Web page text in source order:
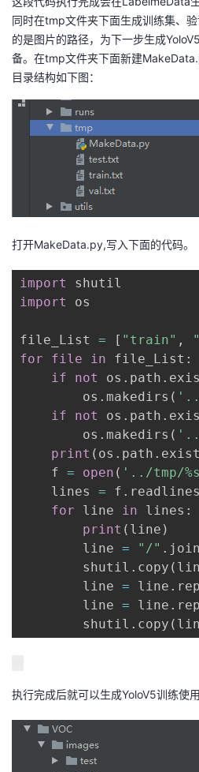
同时在tmp文件夹下面生成训练集、
的是图片的路径，为下一步生成
备。在tmp文件夹下面新建
目录结构如下图：
打开MakeData.py,写入下面的代码。
import
import
os
file_List = [ "train" ,
for
file in file_List :
if
not os . path .
        os
. makedirs ( '../
if
not os . path .
        os
. makedirs (
print ( os . path .
    f
= open ( '../tmp/
    lines
= f . readlines
for line in lines :
print ( line )
        line
= "/" . join
        shutil
. copy (
        line
= line .
        line
= line .
        shutil
. copy (
执行完成后就可以生成YoloV5训练使